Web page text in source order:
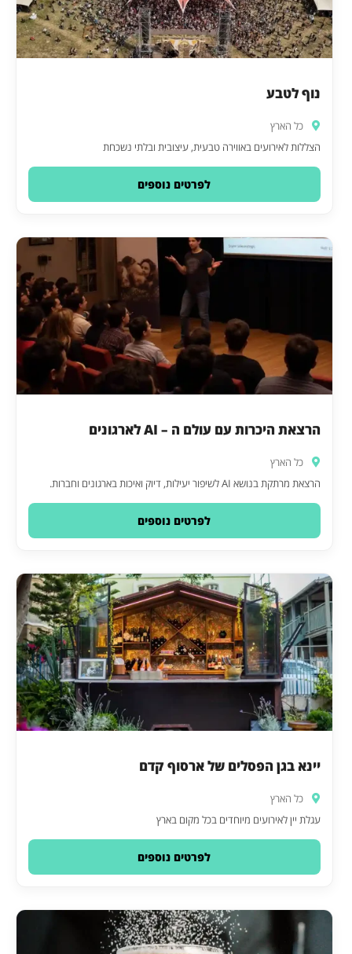
נוף לטבע
כל הארץ
הצללות לאירועים באווירה טבעית, עיצובית ובלתי נשכחת
לפרטים נוספים
הרצאת היכרות עם עולם ה – AI לארגונים
כל הארץ
הרצאת מרתקת בנושא AI לשיפור יעילות, דיוק ואיכות בארגונים וחברות.
לפרטים נוספים
יינא בגן הפסלים של ארסוף קדם
כל הארץ
עגלת יין לאירועים מיוחדים בכל מקום בארץ
לפרטים נוספים